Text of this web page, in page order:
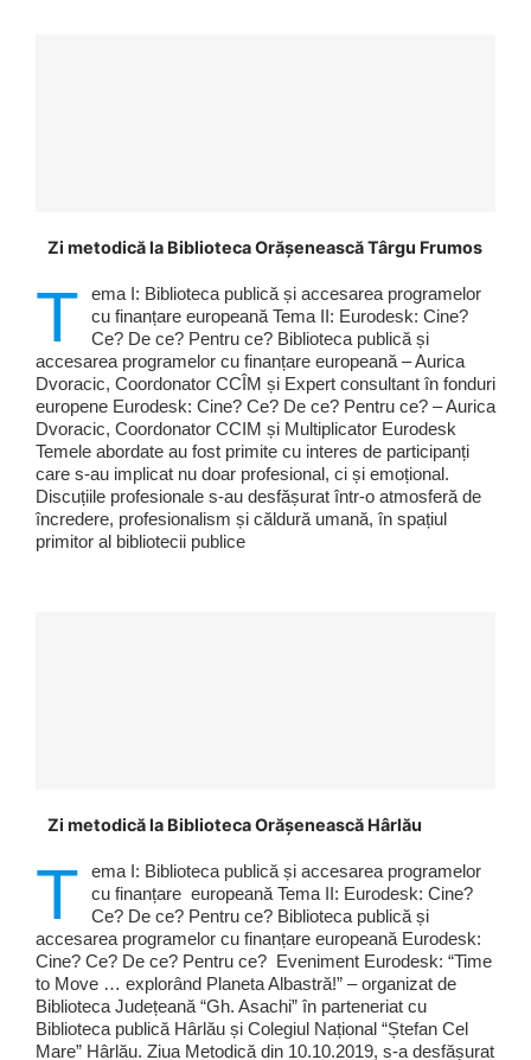
Zi metodică la Biblioteca Orășenească Târgu Frumos
T
ema I: Biblioteca publică și accesarea programelor
cu finanțare europeană Tema II: Eurodesk: Cine?
Ce? De ce? Pentru ce? Biblioteca publică și
accesarea programelor cu finanțare europeană – Aurica
Dvoracic, Coordonator CCÎM și Expert consultant în fonduri
europene Eurodesk: Cine? Ce? De ce? Pentru ce? – Aurica
Dvoracic, Coordonator CCIM și Multiplicator Eurodesk
Temele abordate au fost primite cu interes de participanți
care s-au implicat nu doar profesional, ci și emoțional.
Discuțiile profesionale s-au desfășurat într-o atmosferă de
încredere, profesionalism și căldură umană, în spațiul
primitor al bibliotecii publice
Zi metodică la Biblioteca Orășenească Hârlău
T
ema I: Biblioteca publică și accesarea programelor
cu finanțare europeană Tema II: Eurodesk: Cine?
Ce? De ce? Pentru ce? Biblioteca publică și
accesarea programelor cu finanțare europeană Eurodesk:
Cine? Ce? De ce? Pentru ce? Eveniment Eurodesk: “Time
to Move … explorând Planeta Albastră!” – organizat de
Biblioteca Județeană “Gh. Asachi” în parteneriat cu
Biblioteca publică Hârlău și Colegiul Național “Ștefan Cel
Mare” Hârlău. Ziua Metodică din 10.10.2019, s-a desfășurat